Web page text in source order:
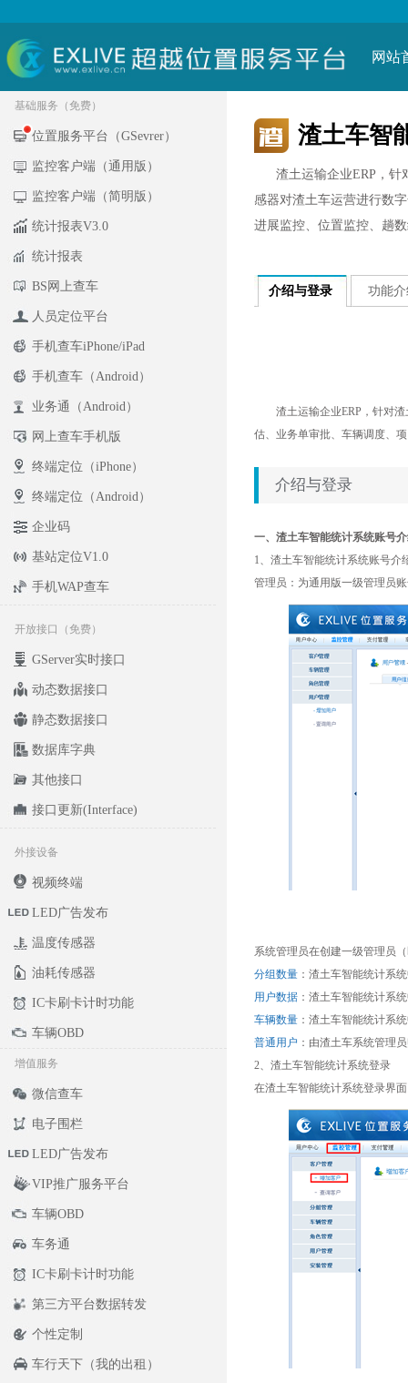
网站
基础服务（免费）
位置服务平台（GSevrer）
监控客户端（通用版）
监控客户端（简明版）
统计报表V3.0
统计报表
BS网上查车
人员定位平台
手机查车iPhone/iPad
手机查车（Android）
业务通（Android）
网上查车手机版
终端定位（iPhone）
终端定位（Android）
企业码
基站定位V1.0
手机WAP查车
开放接口（免费）
GServer实时接口
动态数据接口
静态数据接口
数据库字典
其他接口
接口更新(Interface)
外接设备
视频终端
LED广告发布
温度传感器
油耗传感器
IC卡刷卡计时功能
车辆OBD
增值服务
微信查车
电子围栏
LED广告发布
VIP推广服务平台
车辆OBD
车务通
IC卡刷卡计时功能
第三方平台数据转发
个性定制
车行天下（我的出租）
渣土车智
渣土运输企业ERP，针
感器对渣土车运营进行数
进展监控、位置监控、趟
介绍与登录 功能
渣土运输企业ERP，针对渣
估、业务单审批、车辆调度、
介绍与登录
一、渣土车智能统计系统账号
1、渣土车智能统计系统账号介
管理员：为通用版一级管理员
系统管理员在创建一级管理员
分组数量 ：渣土车智能统计系
用户数据 ：渣土车智能统计系
车辆数量 ：渣土车智能统计系
普通用户 ：由渣土车系统管理
2、渣土车智能统计系统登录
在渣土车智能统计系统登录界